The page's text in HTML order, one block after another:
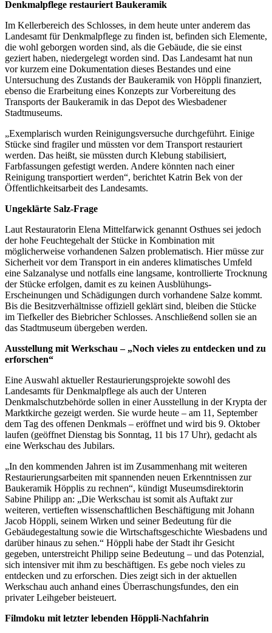
Denkmalpflege restauriert Baukeramik
Im Kellerbereich des Schlosses, in dem heute unter anderem das
Landesamt für Denkmalpflege zu finden ist, befinden sich Elemente,
die wohl geborgen worden sind, als die Gebäude, die sie einst
geziert haben, niedergelegt worden sind. Das Landesamt hat nun
vor kurzem eine Dokumentation dieses Bestandes und eine
Untersuchung des Zustands der Baukeramik von Höppli finanziert,
ebenso die Erarbeitung eines Konzepts zur Vorbereitung des
Transports der Baukeramik in das Depot des Wiesbadener
Stadtmuseums.
„Exemplarisch wurden Reinigungsversuche durchgeführt. Einige
Stücke sind fragiler und müssten vor dem Transport restauriert
werden. Das heißt, sie müssten durch Klebung stabilisiert,
Farbfassungen gefestigt werden. Andere könnten nach einer
Reinigung transportiert werden“, berichtet Katrin Bek von der
Öffentlichkeitsarbeit des Landesamts.
Ungeklärte Salz-Frage
Laut Restauratorin Elena Mittelfarwick genannt Osthues sei jedoch
der hohe Feuchtegehalt der Stücke in Kombination mit
möglicherweise vorhandenen Salzen problematisch. Hier müsse zur
Sicherheit vor dem Transport in ein anderes klimatisches Umfeld
eine Salzanalyse und notfalls eine langsame, kontrollierte Trocknung
der Stücke erfolgen, damit es zu keinen Ausblühungs-
Erscheinungen und Schädigungen durch vorhandene Salze kommt.
Bis die Besitzverhältnisse offiziell geklärt sind, bleiben die Stücke
im Tiefkeller des Biebricher Schlosses. Anschließend sollen sie an
das Stadtmuseum übergeben werden.
Ausstellung mit Werkschau – „Noch vieles zu entdecken und zu
erforschen“
Eine Auswahl aktueller Restaurierungsprojekte sowohl des
Landesamts für Denkmalpflege als auch der Unteren
Denkmalschutzbehörde sollen in einer Ausstellung in der Krypta der
Marktkirche gezeigt werden. Sie wurde heute – am 11, September
dem Tag des offenen Denkmals – eröffnet und wird bis 9. Oktober
laufen (geöffnet Dienstag bis Sonntag, 11 bis 17 Uhr), gedacht als
eine Werkschau des Jubilars.
„In den kommenden Jahren ist im Zusammenhang mit weiteren
Restaurierungsarbeiten mit spannenden neuen Erkenntnissen zur
Baukeramik Höpplis zu rechnen“, kündigt Museumsdirektorin
Sabine Philipp an: „Die Werkschau ist somit als Auftakt zur
weiteren, vertieften wissenschaftlichen Beschäftigung mit Johann
Jacob Höppli, seinem Wirken und seiner Bedeutung für die
Gebäudegestaltung sowie die Wirtschaftsgeschichte Wiesbadens und
darüber hinaus zu sehen.“ Höppli habe der Stadt ihr Gesicht
gegeben, unterstreicht Philipp seine Bedeutung – und das Potenzial,
sich intensiver mit ihm zu beschäftigen. Es gebe noch vieles zu
entdecken und zu erforschen. Dies zeigt sich in der aktuellen
Werkschau auch anhand eines Überraschungsfundes, den ein
privater Leihgeber beisteuert.
Filmdoku mit letzter lebenden Höppli-Nachfahrin